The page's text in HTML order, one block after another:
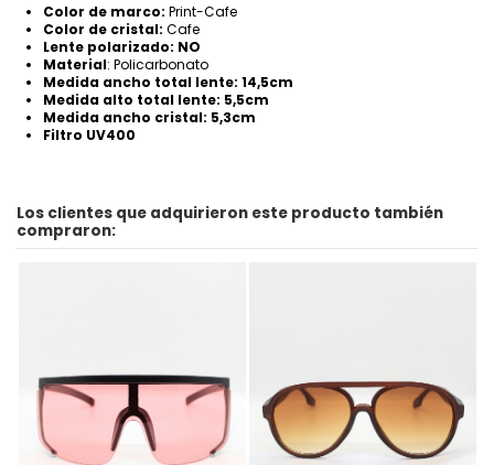
Color de marco: Print-Cafe
Color de cristal: Cafe
Lente polarizado: NO
Material: Policarbonato
Medida ancho total lente: 14,5cm
Medida alto total lente: 5,5cm
Medida ancho cristal: 5,3cm
Filtro UV400
Los clientes que adquirieron este producto también
compraron: